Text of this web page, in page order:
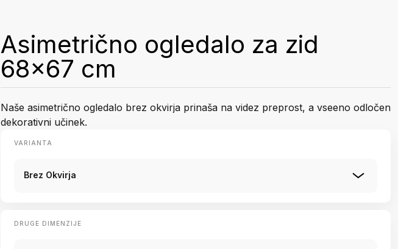
Asimetrično ogledalo za zid
68x67 cm
Naše asimetrično ogledalo brez okvirja prinaša na videz preprost, a vseeno odločen
dekorativni učinek.
VARIANTA
Brez Okvirja
DRUGE DIMENZIJE